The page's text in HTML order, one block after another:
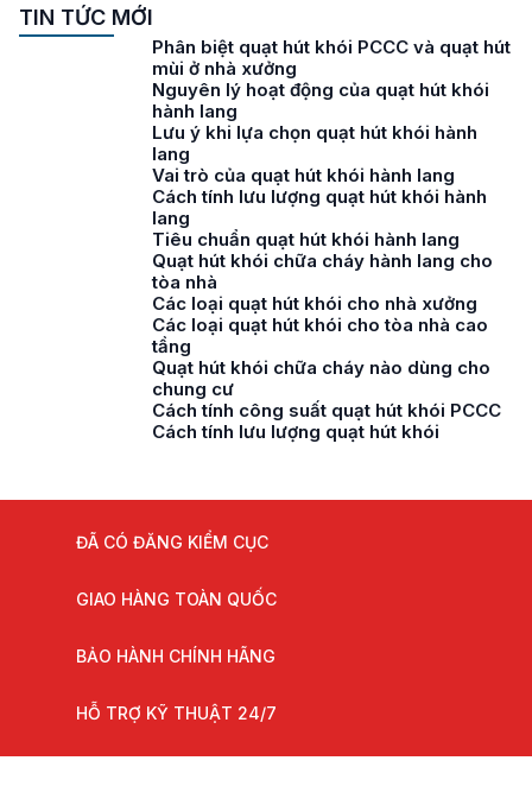
TIN TỨC MỚI
Phân biệt quạt hút khói PCCC và quạt hút
mùi ở nhà xưởng
Nguyên lý hoạt động của quạt hút khói
hành lang
Lưu ý khi lựa chọn quạt hút khói hành
lang
Vai trò của quạt hút khói hành lang
Cách tính lưu lượng quạt hút khói hành
lang
Tiêu chuẩn quạt hút khói hành lang
Quạt hút khói chữa cháy hành lang cho
tòa nhà
Các loại quạt hút khói cho nhà xưởng
Các loại quạt hút khói cho tòa nhà cao
tầng
Quạt hút khói chữa cháy nào dùng cho
chung cư
Cách tính công suất quạt hút khói PCCC
Cách tính lưu lượng quạt hút khói
ĐÃ CÓ ĐĂNG KIỂM CỤC
GIAO HÀNG TOÀN QUỐC
BẢO HÀNH CHÍNH HÃNG
HỖ TRỢ KỸ THUẬT 24/7